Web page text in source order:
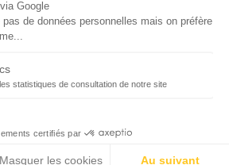
d’utilisation